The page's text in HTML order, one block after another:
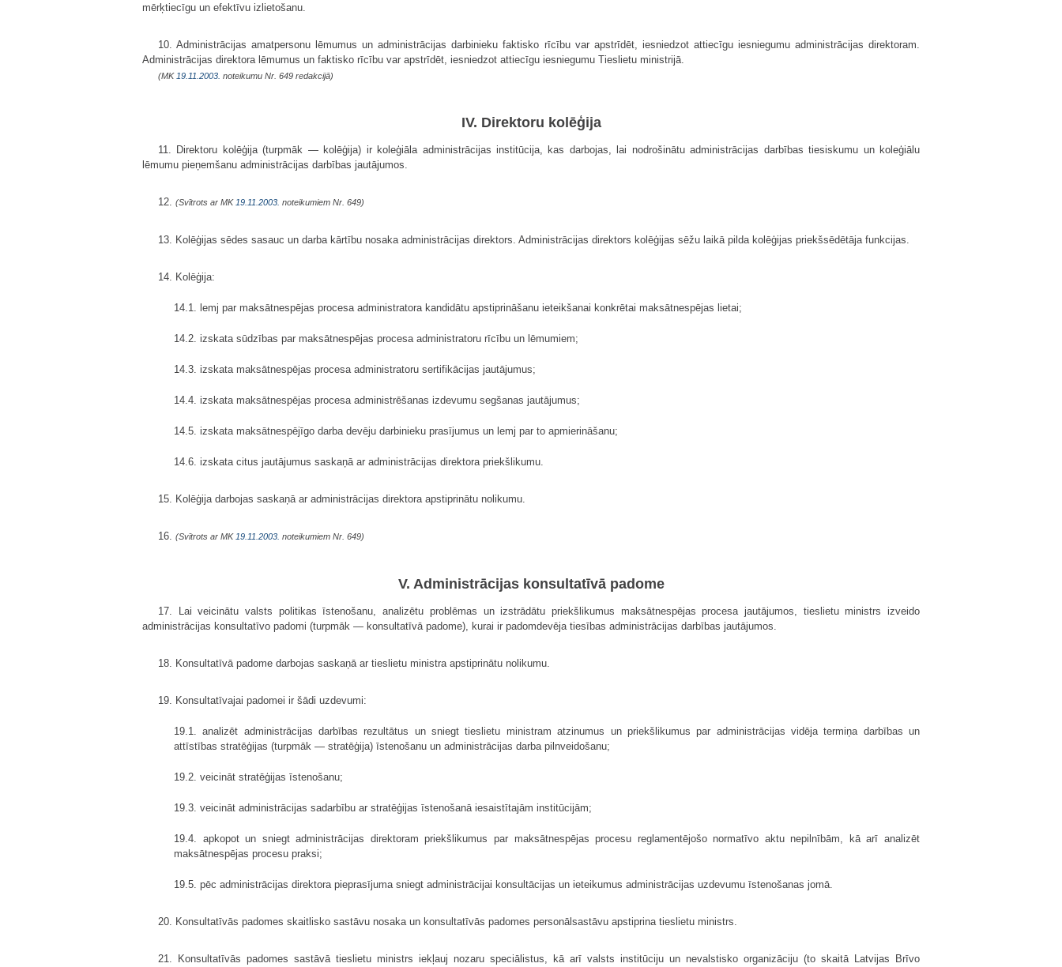
mērķtiecīgu un efektīvu izlietošanu.
10. Administrācijas amatpersonu lēmumus un administrācijas darbinieku faktisko rīcību var apstrīdēt, iesniedzot attiecīgu iesniegumu administrācijas direktoram.
Administrācijas direktora lēmumus un faktisko rīcību var apstrīdēt, iesniedzot attiecīgu iesniegumu Tieslietu ministrijā.
(MK 19.11.2003. noteikumu Nr. 649 redakcijā)
IV. Direktoru kolēģija
11. Direktoru kolēģija (turpmāk — kolēģija) ir koleģiāla administrācijas institūcija, kas darbojas, lai nodrošinātu administrācijas darbības tiesiskumu un koleģiālu
lēmumu pieņemšanu administrācijas darbības jautājumos.
12. (Svītrots ar MK 19.11.2003. noteikumiem Nr. 649)
13. Kolēģijas sēdes sasauc un darba kārtību nosaka administrācijas direktors. Administrācijas direktors kolēģijas sēžu laikā pilda kolēģijas priekšsēdētāja funkcijas.
14. Kolēģija:
14.1. lemj par maksātnespējas procesa administratora kandidātu apstiprināšanu ieteikšanai konkrētai maksātnespējas lietai;
14.2. izskata sūdzības par maksātnespējas procesa administratoru rīcību un lēmumiem;
14.3. izskata maksātnespējas procesa administratoru sertifikācijas jautājumus;
14.4. izskata maksātnespējas procesa administrēšanas izdevumu segšanas jautājumus;
14.5. izskata maksātnespējīgo darba devēju darbinieku prasījumus un lemj par to apmierināšanu;
14.6. izskata citus jautājumus saskaņā ar administrācijas direktora priekšlikumu.
15. Kolēģija darbojas saskaņā ar administrācijas direktora apstiprinātu nolikumu.
16. (Svītrots ar MK 19.11.2003. noteikumiem Nr. 649)
V. Administrācijas konsultatīvā padome
17. Lai veicinātu valsts politikas īstenošanu, analizētu problēmas un izstrādātu priekšlikumus maksātnespējas procesa jautājumos, tieslietu ministrs izveido
administrācijas konsultatīvo padomi (turpmāk — konsultatīvā padome), kurai ir padomdevēja tiesības administrācijas darbības jautājumos.
18. Konsultatīvā padome darbojas saskaņā ar tieslietu ministra apstiprinātu nolikumu.
19. Konsultatīvajai padomei ir šādi uzdevumi:
19.1. analizēt administrācijas darbības rezultātus un sniegt tieslietu ministram atzinumus un priekšlikumus par administrācijas vidēja termiņa darbības un
attīstības stratēģijas (turpmāk — stratēģija) īstenošanu un administrācijas darba pilnveidošanu;
19.2. veicināt stratēģijas īstenošanu;
19.3. veicināt administrācijas sadarbību ar stratēģijas īstenošanā iesaistītajām institūcijām;
19.4. apkopot un sniegt administrācijas direktoram priekšlikumus par maksātnespējas procesu reglamentējošo normatīvo aktu nepilnībām, kā arī analizēt
maksātnespējas procesu praksi;
19.5. pēc administrācijas direktora pieprasījuma sniegt administrācijai konsultācijas un ieteikumus administrācijas uzdevumu īstenošanas jomā.
20. Konsultatīvās padomes skaitlisko sastāvu nosaka un konsultatīvās padomes personālsastāvu apstiprina tieslietu ministrs.
21. Konsultatīvās padomes sastāvā tieslietu ministrs iekļauj nozaru speciālistus, kā arī valsts institūciju un nevalstisko organizāciju (to skaitā Latvijas Brīvo